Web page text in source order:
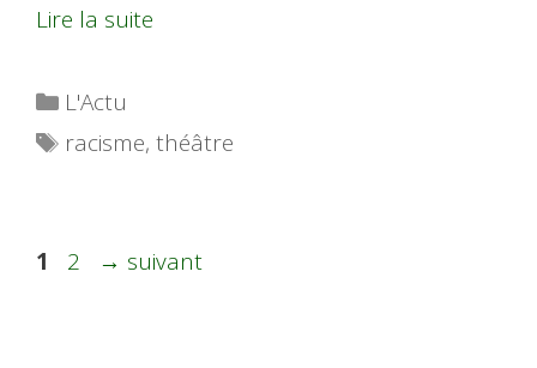
Lire la suite
Catégories
L'Actu
Étiquettes
racisme,théâtre
Page
1 Page
2 → suivant